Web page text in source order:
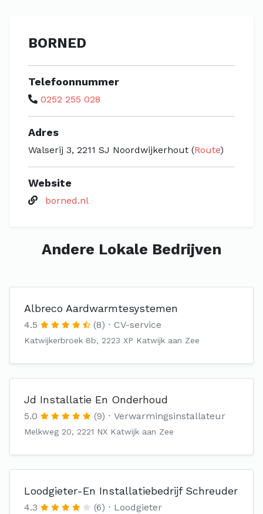
BORNED
Telefoonnummer
0252 255 028
Adres
Walserij 3, 2211 SJ Noordwijkerhout (Route)
Website
borned.nl
Andere Lokale Bedrijven
Albreco Aardwarmtesystemen
4.5 (8) CV-service
Katwijkerbroek 8b, 2223 XP Katwijk aan Zee
Jd Installatie En Onderhoud
5.0 (9) Verwarmingsinstallateur
Melkweg 20, 2221 NX Katwijk aan Zee
Loodgieter-En Installatiebedrijf Schreuder
4.3 (6) Loodgieter